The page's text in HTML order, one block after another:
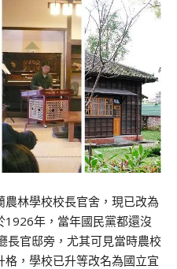
林學校校長官舍，現已改為
1926年，當年國民黨都還沒
長官邸旁，尤其可見當時農校
，學校已升等改名為國立宜